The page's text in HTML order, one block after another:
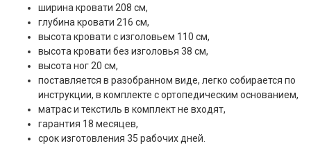
ширина кровати 208 см,
глубина кровати 216 см,
высота кровати с изголовьем 110 см,
высота кровати без изголовья 38 см,
высота ног 20 см,
поставляется в разобранном виде, легко собирается по
инструкции, в комплекте с ортопедическим основанием,
матрас и текстиль в комплект не входят,
гарантия 18 месяцев,
срок изготовления 35 рабочих дней.